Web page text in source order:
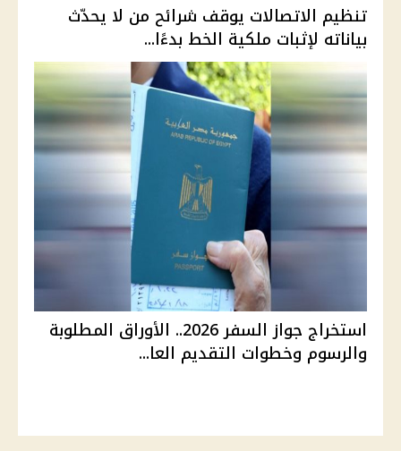
تنظيم الاتصالات يوقف شرائح من لا يحدّث
بياناته لإثبات ملكية الخط بدءًا...
استخراج جواز السفر 2026.. الأوراق المطلوبة
والرسوم وخطوات التقديم العا...